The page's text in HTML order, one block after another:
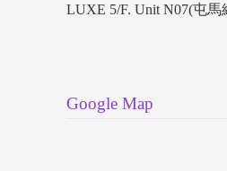
LUXE 5/F. Unit N07(屯馬
Google Map